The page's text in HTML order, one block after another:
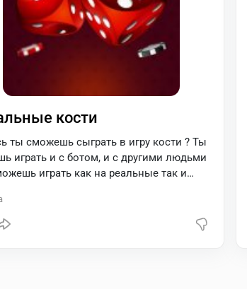
кости
ты сможешь сыграть в игру кости ? Ты
играть и с ботом, и с другими людьми
играть как на реальные так и
обмана, мы берем смайл ? который
команда Дурова ?? Этот смайл
на серверах Telegram, и изменить